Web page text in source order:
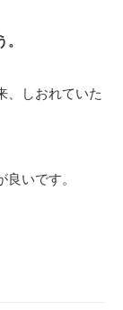
、しおれていた
いです。